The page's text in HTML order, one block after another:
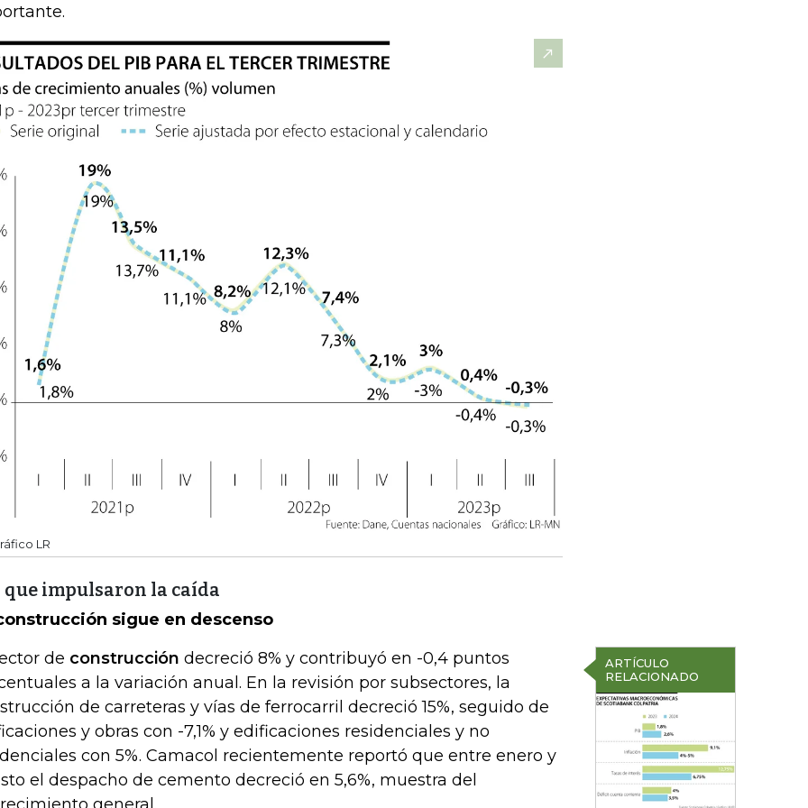
LR
que impulsaron la caída
sigue en descenso
ARTÍCULO
RELACIONADO
de construcción decreció 8% y contribuyó en -0,4 puntos
a la variación anual. En la revisión por subsectores, la
de carreteras y vías de ferrocarril decreció 15%, seguido de
y obras con -7,1% y edificaciones residenciales y no
con 5%. Camacol recientemente reportó que entre enero y
el despacho de cemento decreció en 5,6%, muestra del